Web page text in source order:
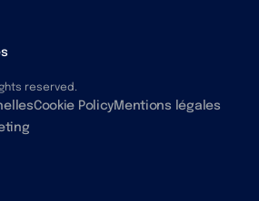
reserved.
Cookie PolicyMentions légales